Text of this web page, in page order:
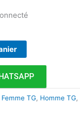
Femme TG, Homme TG,